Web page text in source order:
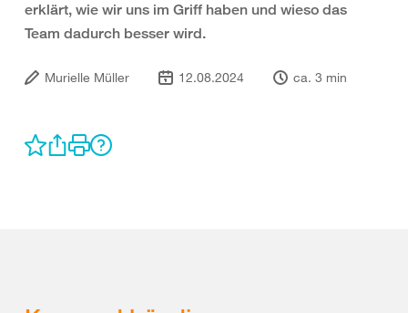
erklärt, wie wir uns im Griff haben und wieso das
Team dadurch besser wird.
Murielle Müller 12.08.2024 ca. 3 min